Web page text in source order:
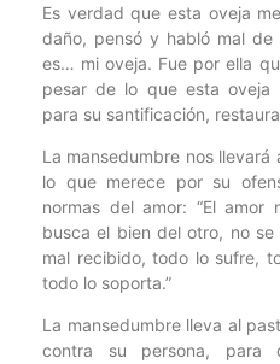
Es verdad que esta oveja
daño, pensó y habló mal
es… mi oveja. Fue por ella
pesar de lo que esta oveja
para su santificación,
La mansedumbre nos
lo que merece por su
normas del amor: “El
busca el bien del otro, no
mal recibido, todo lo sufre,
todo lo soporta.”
La mansedumbre lleva al
contra su persona, para